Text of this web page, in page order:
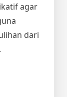
agar
dari